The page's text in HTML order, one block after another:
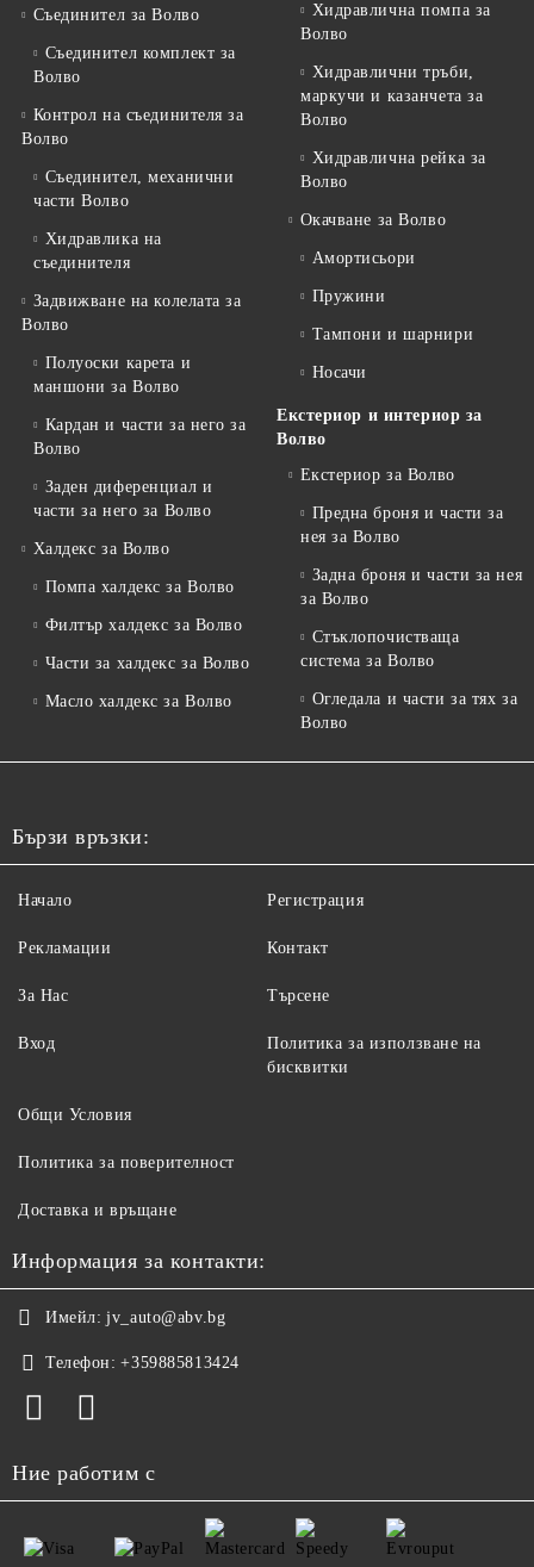
Съединител за Волво
Съединител комплект за
Волво
Контрол на съединителя за
Волво
Съединител, механични
части Волво
Хидравлика на
съединителя
Задвижване на колелата за
Волво
Полуоски карета и
маншони за Волво
Кардан и части за него за
Волво
Заден диференциал и
части за него за Волво
Халдекс за Волво
Помпа халдекс за Волво
Филтър халдекс за Волво
Части за халдекс за Волво
Масло халдекс за Волво
Хидравлична помпа за
Волво
Хидравлични тръби,
маркучи и казанчета за
Волво
Хидравлична рейка за
Волво
Окачване за Волво
Амортисьори
Пружини
Тампони и шарнири
Носачи
Екстериор и интериор за
Волво
Екстериор за Волво
Предна броня и части за
нея за Волво
Задна броня и части за нея
за Волво
Стъклопочистваща
система за Волво
Огледала и части за тях за
Волво
Бързи връзки:
Начало
Рекламации
За Нас
Вход
Регистрация
Контакт
Търсене
Политика за използване на
бисквитки
Общи Условия
Политика за поверителност
Доставка и връщане
Информация за контакти:
Имейл: jv_auto@abv.bg
Телефон: +359885813424
Ние работим с